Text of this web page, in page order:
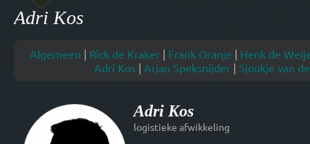
Adri Kos
Algemeen | Rick de Kraker | Frank Oranje | Henk de
Adri Kos | Arjan Speksnijder | Sjoukje van
Adri Kos
logistieke afwikkeling